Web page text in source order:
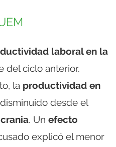
laboral en la
del ciclo anterior.
la productividad en
desde el
. Un efecto
explicó el menor